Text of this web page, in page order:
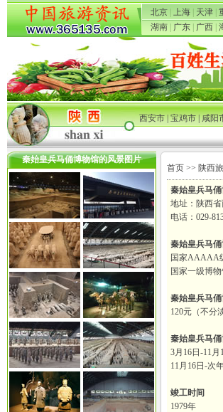
北京 上海 天津
湖南
广东 广西
西安市|宝鸡市|咸阳
秦始皇兵马俑博物馆的风景图片
首页 >> 陕西
秦始皇兵马
地址：陕西
电话：029-
秦始皇兵马
国家AAAAA
国家一级博
秦始皇兵马
120元（不分
秦始皇兵马
3月16日-11月
11月16日-次
竣工时间
1979年